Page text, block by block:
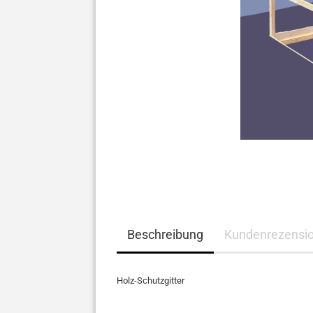
Beschreibung
Holz-Schutzgitter